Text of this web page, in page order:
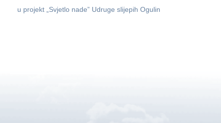
u projekt „Svjetlo nade” Udruge slijepih Ogulin